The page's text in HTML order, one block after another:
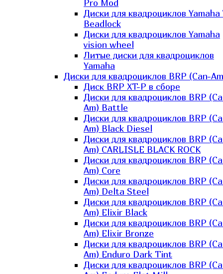
Pro Mod
Диски для квадроциклов Yamaha
Beadlock
Диски для квадроциклов Yamaha
vision wheel
Литые диски для квадроциклов
Yamaha
Диски для квадроциклов BRP (Can-
Диск BRP XT-P в сборе
Диски для квадроциклов BRP
Am) Battle
Диски для квадроциклов BRP
Am) Black Diesel
Диски для квадроциклов BRP
Am) CARLISLE BLACK ROCK
Диски для квадроциклов BRP
Am) Core
Диски для квадроциклов BRP
Am) Delta Steel
Диски для квадроциклов BRP
Am) Elixir Black
Диски для квадроциклов BRP
Am) Elixir Bronze
Диски для квадроциклов BRP
Am) Enduro Dark Tint
Диски для квадроциклов BRP